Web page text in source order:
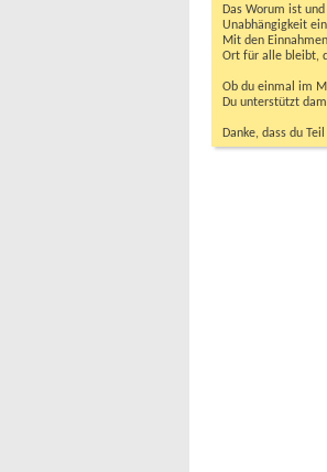
Das Worum ist
Unabhängigkeit
Mit den
Ort für alle bleibt,
Ob du einmal im
Du unterstützt
Danke, dass du